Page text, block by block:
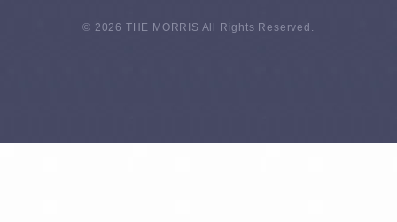
© 2026 THE MORRIS All Rights Reserved.